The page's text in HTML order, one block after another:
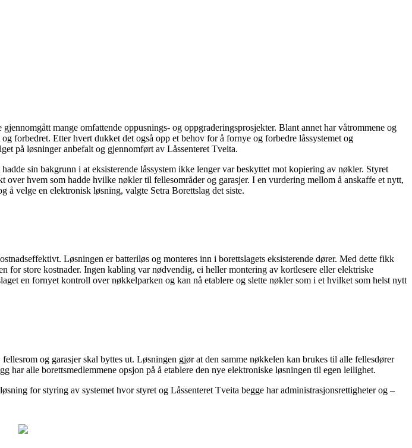
gjennomgått mange omfattende oppusnings- og oppgraderingsprosjekter. Blant annet har våtrommene og
forbedret. Etter hvert dukket det også opp et behov for å fornye og forbedre låssystemet og
på løsninger anbefalt og gjennomført av Låssenteret Tveita.
sin bakgrunn i at eksisterende låssystem ikke lenger var beskyttet mot kopiering av nøkler. Styret
over hvem som hadde hvilke nøkler til fellesområder og garasjer. I en vurdering mellom å anskaffe et nytt,
å velge en elektronisk løsning, valgte Setra Borettslag det siste.
Løsningen er batteriløs og monteres inn i borettslagets eksisterende dører. Med dette fikk
for store kostnader. Ingen kabling var nødvendig, ei heller montering av kortlesere eller elektriske
en fornyet kontroll over nøkkelparken og kan nå etablere og slette nøkler som i et hvilket som helst nytt
og garasjer skal byttes ut. Løsningen gjør at den samme nøkkelen kan brukes til alle fellesdører
har alle borettsmedlemmene opsjon på å etablere den nye elektroniske løsningen til egen leilighet.
for styring av systemet hvor styret og Låssenteret Tveita begge har administrasjonsrettigheter og –